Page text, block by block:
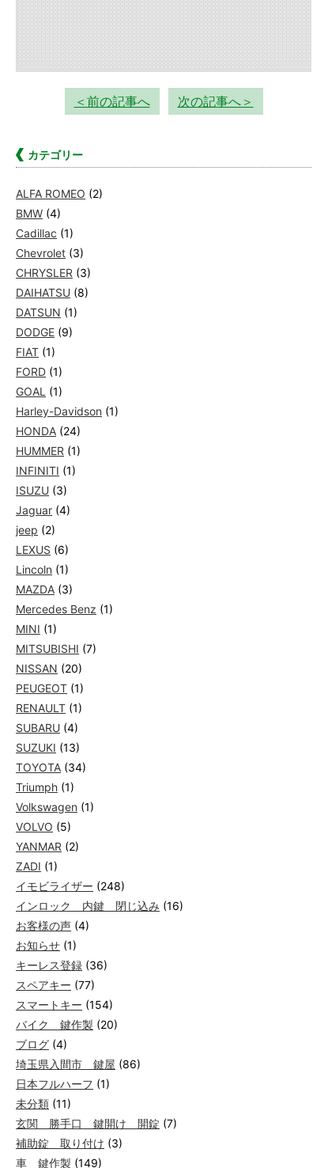
＜前の記事へ 次の記事へ＞
カテゴリー
ALFA ROMEO (2)
BMW (4)
Cadillac (1)
Chevrolet (3)
CHRYSLER (3)
DAIHATSU (8)
DATSUN (1)
DODGE (9)
FIAT (1)
FORD (1)
GOAL (1)
Harley-Davidson (1)
HONDA (24)
HUMMER (1)
INFINITI (1)
ISUZU (3)
Jaguar (4)
jeep (2)
LEXUS (6)
Lincoln (1)
MAZDA (3)
Mercedes Benz (1)
MINI (1)
MITSUBISHI (7)
NISSAN (20)
PEUGEOT (1)
RENAULT (1)
SUBARU (4)
SUZUKI (13)
TOYOTA (34)
Triumph (1)
Volkswagen (1)
VOLVO (5)
YANMAR (2)
ZADI (1)
イモビライザー (248)
インロック 内鍵 閉じ込み (16)
お客様の声 (4)
お知らせ (1)
キーレス登録 (36)
スペアキー (77)
スマートキー (154)
バイク 鍵作製 (20)
ブログ (4)
埼玉県入間市 鍵屋 (86)
日本フルハーフ (1)
未分類 (11)
玄関 勝手口 鍵開け 開錠 (7)
補助錠 取り付け (3)
車 鍵作製 (149)